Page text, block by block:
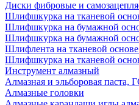
Диски фибровые и
Шлифшкурка на тканевой
Шлифшкурка на бумажной
Шлифшкурка на бумажной
Шлифлента на тканевой основе
Шлифшкурка на тканевой
Инструмент алмазный
Алмазная и эльборовая паста,
Алмазные головки